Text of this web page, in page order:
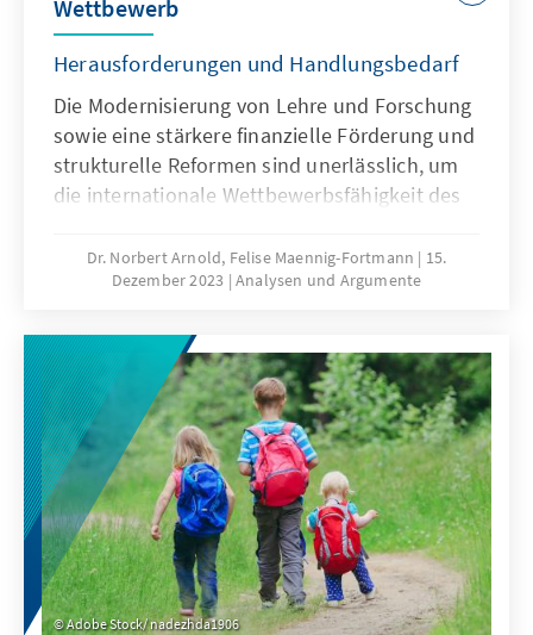
Wettbewerb
Herausforderungen und Handlungsbedarf
Die Modernisierung von Lehre und Forschung
sowie eine stärkere finanzielle Förderung und
strukturelle Reformen sind unerlässlich, um
die internationale Wettbewerbsfähigkeit des
verbessern. Qualitativ hochwertige Bildung
und exzellente Forschung spielen eine
Innovationen und der Schaffung von
wirtschaftlichem Wohlstand in Deutschland
und Europa. Investitionen in diesen Bereich
müssen daher auch in finanziell schwierigen
Zeiten als langfristige Zukunftsinvestitionen
betrachten werden, die nicht verhandelbar
sind.
Dr. Norbert Arnold, Felise Maennig-Fortmann
15.
Dezember 2023
Analysen und Argumente
Adobe Stock/ nadezhda1906